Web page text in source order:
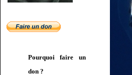
Pourquoi faire un
don ?